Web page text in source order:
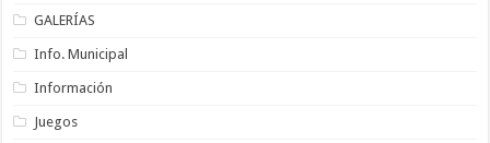
GALERÍAS
Info. Municipal
Información
Juegos